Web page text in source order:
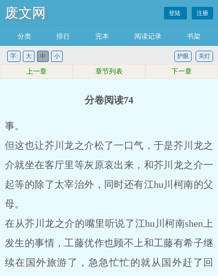
废文网 登陆 注册
分类 排行 完本 阅读记录 书架
字: 大 中 小 关灯
护眼
上一章 章节列表 下一章
分卷阅读74
事。
但这也让芥川龙之介松了一口气，于是芥川龙之
介就坐在客厅里等灰原哀出来，和芥川龙之介一
起等的除了太宰治外，同时还有江hu川柯南的父
母。
在从芥川龙之介的嘴里听说了江hu川柯南shen上
发生的事情，工藤优作也顾不上和工藤有希子继
续在国外旅游了，急急忙忙的就从国外赶了回